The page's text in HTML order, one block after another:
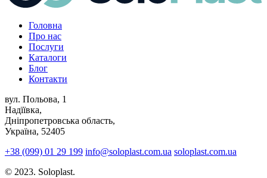
Головна
Про нас
Послуги
Каталоги
Блог
Контакти
вул. Польова, 1
Надїївка,
Дніпропетровська область,
Україна, 52405
+38 (099) 01 29 199 info@soloplast.com.ua soloplast.com.ua
© 2023. Soloplast.